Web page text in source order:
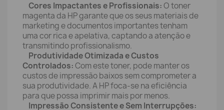
Cores Impactantes e Profissionais:O toner
magenta da HP garante que os seus materiais de
marketing e documentos importantes tenham
uma cor rica e apelativa, captando a atenção e
transmitindo profissionalismo.
Produtividade Otimizada e Custos
Controlados:Com este toner, pode manter os
custos de impressão baixos sem comprometer a
sua produtividade. A HP foca-se na eficiência
para que possa imprimir mais por menos.
Impressão Consistente e Sem Interrupções: